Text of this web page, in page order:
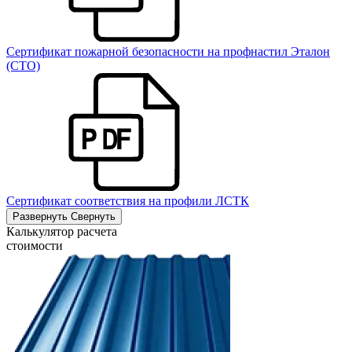
Сертификат пожарной безопасности на профнастил Эталон
(СТО)
Сертификат соответствия на профили ЛСТК
Развернуть Свернуть
Калькулятор расчета
стоимости